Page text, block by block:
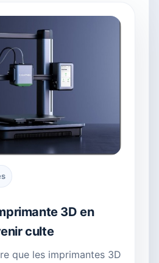
3D en
culte
que les imprimantes 3D